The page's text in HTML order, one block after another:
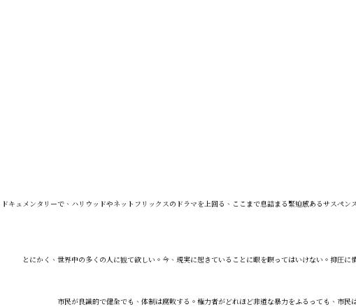
ドキュメンタリーで、ハリウッドやネットフリックスのドラマを上回る、ここまで息詰まる緊迫感あるサスペ
とにかく、世界中の多くの人に観て欲しい。今、現実に起きていることに眼を瞑ってはいけない。抑圧
市民が良識的で健全でも、体制は腐敗する。権力者がどれほど非道な暴力をふるっても、市